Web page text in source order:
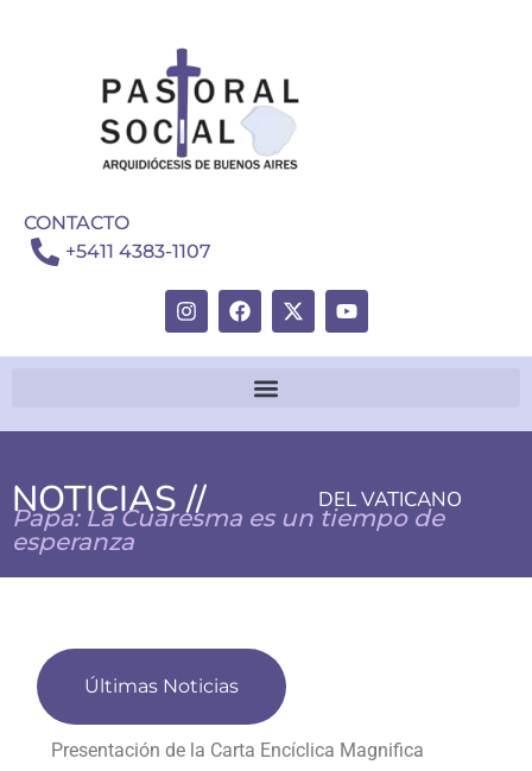
CONTACTO
+5411 4383-1107
NOTICIAS // DEL VATICANO
Papa: La Cuaresma es un tiempo de
esperanza
Últimas Noticias
Presentación de la Carta Encíclica Magnifica